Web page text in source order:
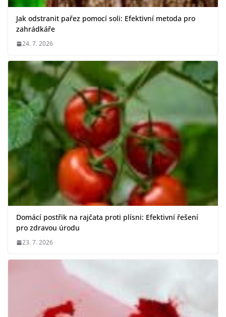
Jak odstranit pařez pomocí soli: Efektivní metoda pro
zahrádkáře
24. 7. 2026
Domácí postřik na rajčata proti plísni: Efektivní řešení
pro zdravou úrodu
23. 7. 2026